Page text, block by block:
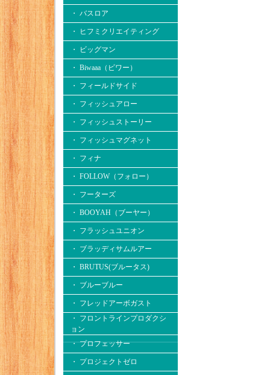
・ バスロア
・ ヒフミクリエイティング
・ ビッグマン
・ Biwaaa（ビワー）
・ フィールドサイド
・ フィッシュアロー
・ フィッシュストーリー
・ フィッシュマグネット
・ フィナ
・ FOLLOW（フォロー）
・ フーターズ
・ BOOYAH（ブーヤー）
・ フラッシュユニオン
・ ブラッディサムルアー
・ BRUTUS(ブルータス)
・ ブルーブルー
・ フレッドアーボガスト
・ フロントラインプロダクシ
ョン
・ プロフェッサー
・ プロジェクトゼロ